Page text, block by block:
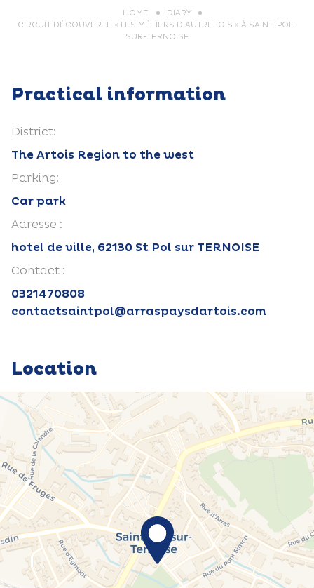
HOME
DIARY
CIRCUIT DÉCOUVERTE « LES MÉTIERS D’AUTREFOIS » À SAINT-POL-
SUR-TERNOISE
Practical information
District:
The Artois Region to the west
Parking:
Car park
Adresse :
hotel de ville, 62130 St Pol sur TERNOISE
Contact :
0321470808
contactsaintpol@arraspaysdartois.com
Location